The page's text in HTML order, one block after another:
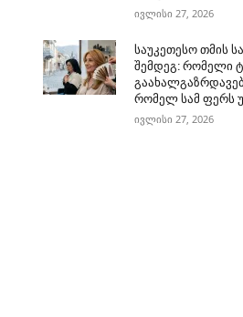
ივლისი 27, 2026
საუკეთესო თმის
შემდეგ: რომელი
რომელ სამ ფერს
ივლისი 27, 2026